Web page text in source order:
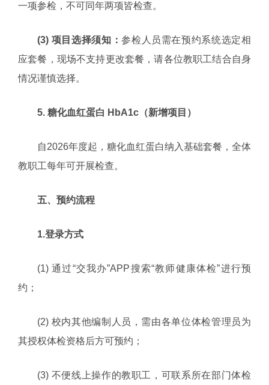
一项参检，不可同年两项皆检查。
(3) 项目选择须知：参检人员需在预约系统选定相
应套餐，现场不支持更改套餐，请各位教职工结合自身
情况谨慎选择。
5. 糖化血红蛋白 HbA1c（新增项目）
自2026年度起，糖化血红蛋白纳入基础套餐，全体
教职工每年可开展检查。
五、预约流程
1.登录方式
(1) 通过“交我办”APP搜索“教师健康体检”进行预
约；
(2) 校内其他编制人员，需由各单位体检管理员为
其授权体检资格后方可预约；
(3) 不便线上操作的教职工，可联系所在部门体检